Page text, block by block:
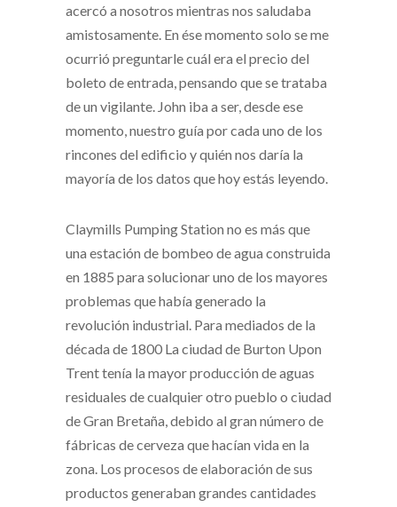
acercó a nosotros mientras nos saludaba
amistosamente. En ése momento solo se me
ocurrió preguntarle cuál era el precio del
boleto de entrada, pensando que se trataba
de un vigilante. John iba a ser, desde ese
momento, nuestro guía por cada uno de los
rincones del edificio y quién nos daría la
mayoría de los datos que hoy estás leyendo.
Claymills Pumping Station no es más que
una estación de bombeo de agua construida
en 1885 para solucionar uno de los mayores
problemas que había generado la
revolución industrial. Para mediados de la
década de 1800 La ciudad de Burton Upon
Trent tenía la mayor producción de aguas
residuales de cualquier otro pueblo o ciudad
de Gran Bretaña, debido al gran número de
fábricas de cerveza que hacían vida en la
zona. Los procesos de elaboración de sus
productos generaban grandes cantidades